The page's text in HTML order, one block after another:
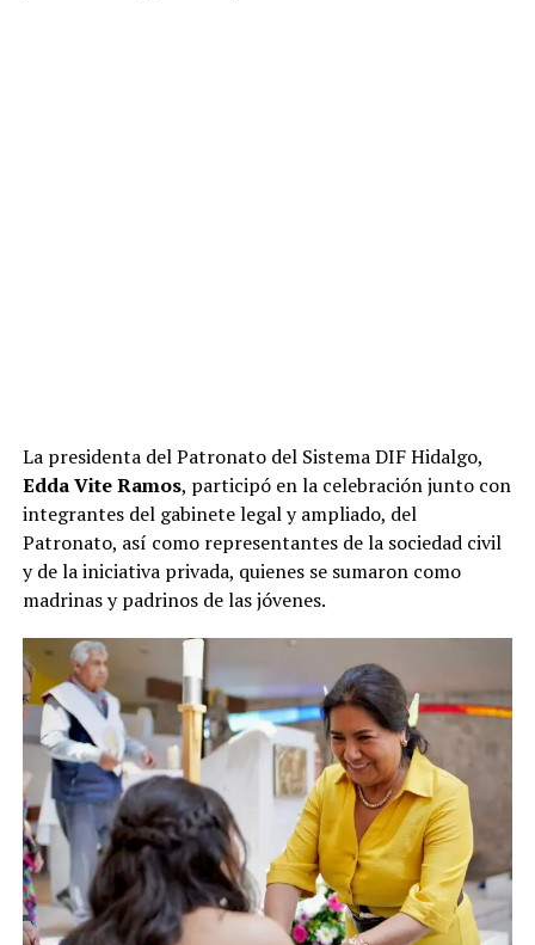
La presidenta del Patronato del Sistema DIF Hidalgo,
Edda Vite Ramos, participó en la celebración junto con
integrantes del gabinete legal y ampliado, del
Patronato, así como representantes de la sociedad civil
y de la iniciativa privada, quienes se sumaron como
madrinas y padrinos de las jóvenes.